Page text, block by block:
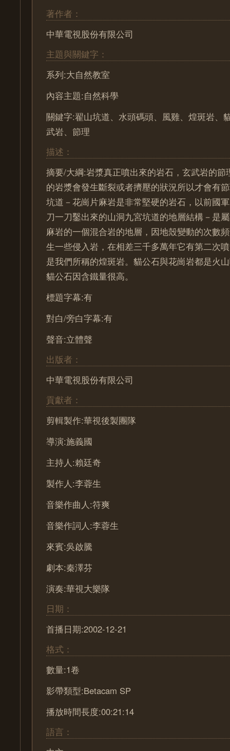
著作者：
中華電視股份有限公司
主題與關鍵字：
系列:大自然教室
內容主題:自然科學
關鍵字:翟山坑道、水頭碼頭、風雞、煌斑岩、
武岩、節理
描述：
摘要/大綱:岩漿真正噴出來的岩石，玄武岩的節
的岩漿會發生斷裂或者擠壓的狀況所以才會有
坑道－花崗片麻岩是非常堅硬的岩石，以前國
刀一刀鑿出來的山洞九宮坑道的地層結構－是
麻岩的一個混合岩的地層，因地殼變動的次數
生一些侵入岩，在相差三千多萬年它有第二次
是我們所稱的煌斑岩。貓公石與花崗岩都是火
貓公石因含鐵量很高。
標題字幕:有
對白/旁白字幕:有
聲音:立體聲
出版者：
中華電視股份有限公司
貢獻者：
剪輯製作:華視後製團隊
導演:施義國
主持人:賴廷奇
製作人:李蓉生
音樂作曲人:符爽
音樂作詞人:李蓉生
來賓:吳啟騰
劇本:秦澤芬
演奏:華視大樂隊
日期：
首播日期:2002-12-21
格式：
數量:1卷
影帶類型:Betacam SP
播放時間長度:00:21:14
語言：